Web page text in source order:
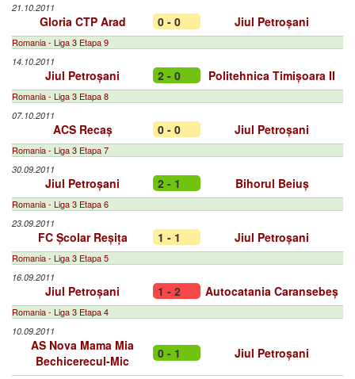
21.10.2011
Gloria CTP Arad 0 - 0 Jiul Petroșani
Romania - Liga 3 Etapa 9
14.10.2011
Jiul Petroșani 2 - 0 Politehnica Timișoara II
Romania - Liga 3 Etapa 8
07.10.2011
ACS Recaș 0 - 0 Jiul Petroșani
Romania - Liga 3 Etapa 7
30.09.2011
Jiul Petroșani 2 - 1 Bihorul Beiuș
Romania - Liga 3 Etapa 6
23.09.2011
FC Școlar Reșița 1 - 1 Jiul Petroșani
Romania - Liga 3 Etapa 5
16.09.2011
Jiul Petroșani 1 - 2 Autocatania Caransebeș
Romania - Liga 3 Etapa 4
10.09.2011
AS Nova Mama Mia
Bechicerecul-Mic
0 - 1 Jiul Petroșani